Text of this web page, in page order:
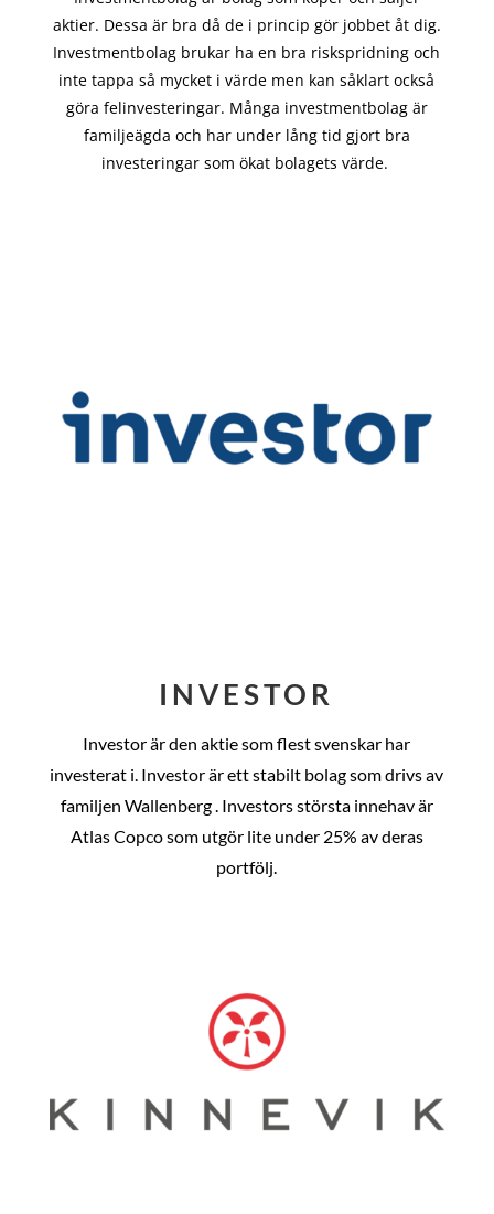
aktier. Dessa är bra då de i princip görjobbet åt dig.
Investmentbolag brukar ha en bra riskspridning och
inte tappa så mycket i värde men kan såklart också
göra felinvesteringar. Många investmentbolag är
familjeägda och har under lång tid gjort bra
investeringar som ökat bolagets värde.
INVESTOR
Investor är den aktie som flest svenskar har
investerat i. Investor är ett stabilt bolag som drivs av
familjen Wallenberg . Investors största innehav är
Atlas Copco som utgör lite under 25% av deras
portfölj.